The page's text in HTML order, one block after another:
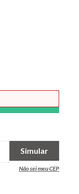
Simular
Não sei meu CEP